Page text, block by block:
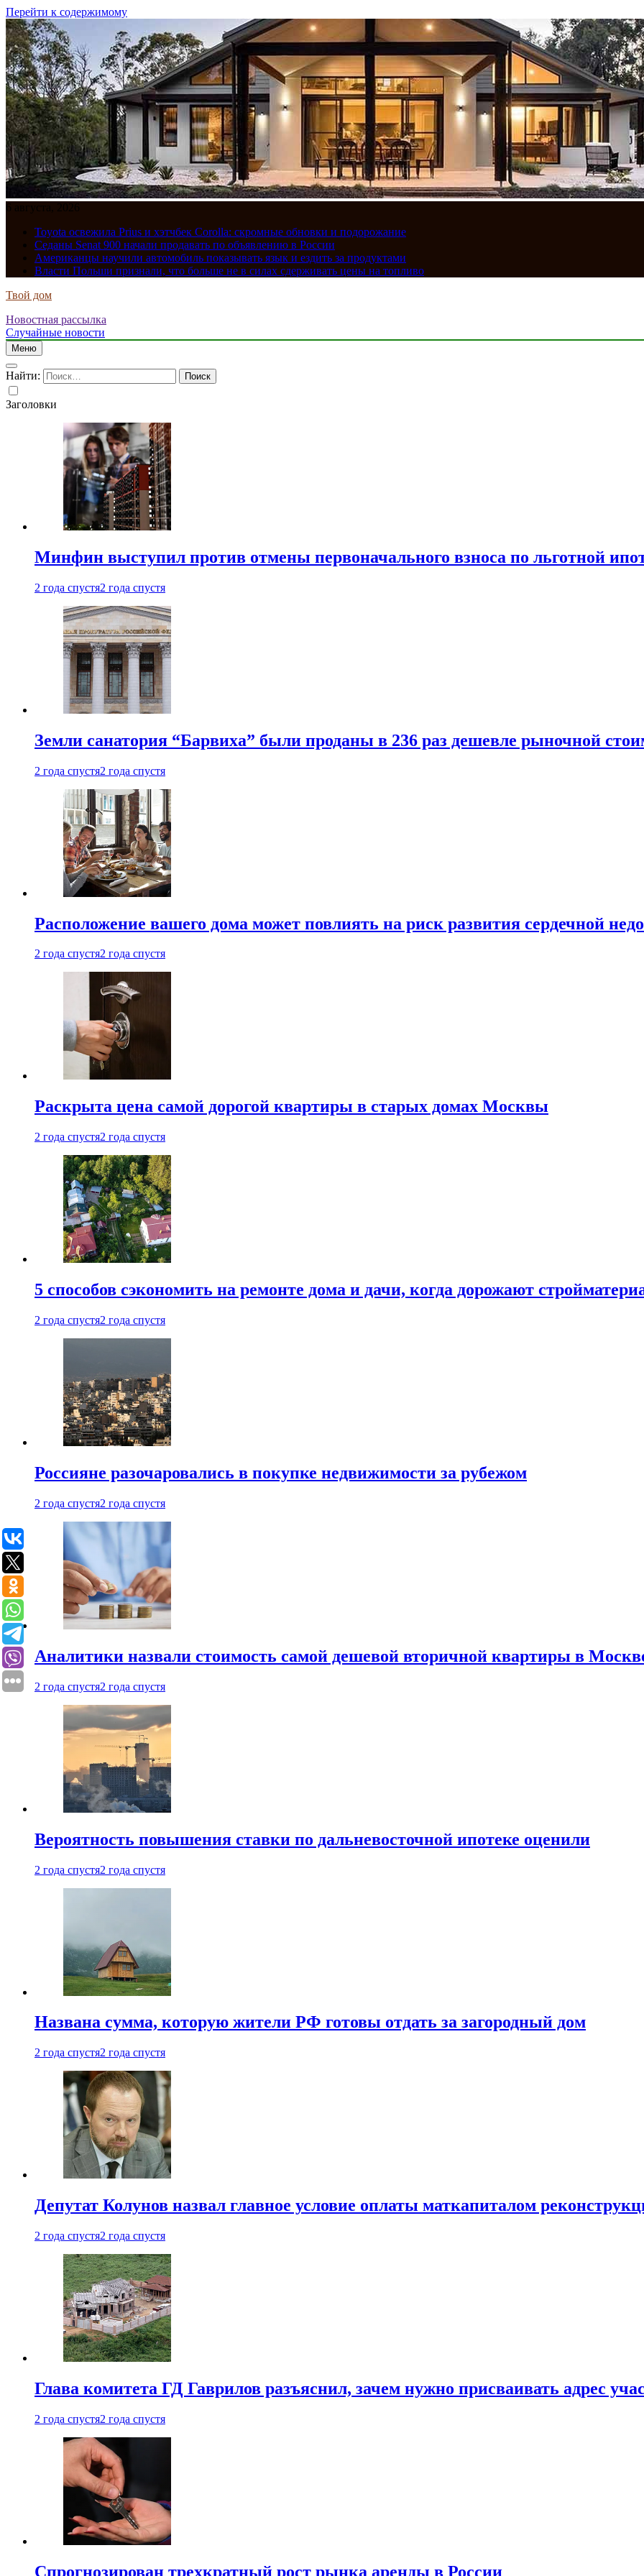
Перейти к содержимому
6 августа, 2026
Toyota освежила Prius и хэтчбек Corolla: скромные обновки и подорожание
Седаны Senat 900 начали продавать по объявлению в России
Американцы научили автомобиль показывать язык и ездить за продуктами
Власти Польши признали, что больше не в силах сдерживать цены на топливо
Твой дом
Новостная рассылка
Случайные новости
Меню
Найти:
Заголовки
Минфин выступил против отмены первоначального взноса по льготной
2 года спустя2 года спустя
Земли санатория “Барвиха” были проданы в 236 раз дешевле рыночной
2 года спустя2 года спустя
Расположение вашего дома может повлиять на риск развития сердечной
2 года спустя2 года спустя
Раскрыта цена самой дорогой квартиры в старых домах Москвы
2 года спустя2 года спустя
5 способов сэкономить на ремонте дома и дачи, когда дорожают
2 года спустя2 года спустя
Россияне разочаровались в покупке недвижимости за рубежом
2 года спустя2 года спустя
Аналитики назвали стоимость самой дешевой вторичной квартиры в
2 года спустя2 года спустя
Вероятность повышения ставки по дальневосточной ипотеке оценили
2 года спустя2 года спустя
Названа сумма, которую жители РФ готовы отдать за загородный дом
2 года спустя2 года спустя
Депутат Колунов назвал главное условие оплаты маткапиталом
2 года спустя2 года спустя
Глава комитета ГД Гаврилов разъяснил, зачем нужно присваивать адрес
2 года спустя2 года спустя
Спрогнозирован трехкратный рост рынка аренды в России